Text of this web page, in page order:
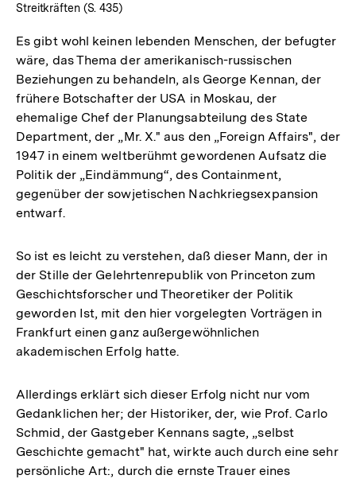
Streitkräften (S. 435)
Es gibt wohl keinen lebenden Menschen, der befugter
wäre, das Thema der amerikanisch-russischen
Beziehungen zu behandeln, als George Kennan, der
frühere Botschafter der USA in Moskau, der
ehemalige Chef der Planungsabteilung des State
Department, der „Mr. X." aus den „Foreign Affairs", der
1947 in einem weltberühmt gewordenen Aufsatz die
Politik der „Eindämmung“, des Containment,
gegenüber der sowjetischen Nachkriegsexpansion
entwarf.
So ist es leicht zu verstehen, daß dieser Mann, der in
der Stille der Gelehrtenrepublik von Princeton zum
Geschichtsforscher und Theoretiker der Politik
geworden Ist, mit den hier vorgelegten Vorträgen in
Frankfurt einen ganz außergewöhnlichen
akademischen Erfolg hatte.
Allerdings erklärt sich dieser Erfolg nicht nur vom
Gedanklichen her; der Historiker, der, wie Prof. Carlo
Schmid, der Gastgeber Kennans sagte, „selbst
Geschichte gemacht" hat, wirkte auch durch eine sehr
persönliche Art:, durch die ernste Trauer eines